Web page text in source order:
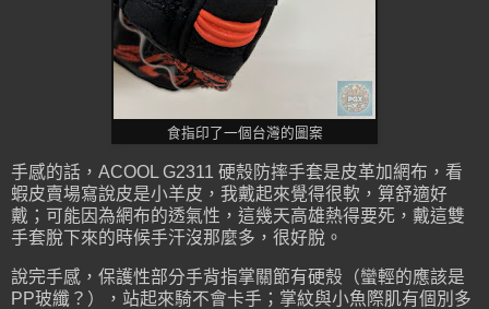
食指印了一個台灣的圖案
手感的話，ACOOL G2311 硬殼防摔手套是皮革加網布，看
蝦皮賣場寫說皮是小羊皮，我戴起來覺得很軟，算舒適好
戴；可能因為網布的透氣性，這幾天高雄熱得要死，戴這雙
手套脫下來的時候手汗沒那麼多，很好脫。
說完手感，保護性部分手背指掌關節有硬殼（蠻輕的應該是
PP玻纖？），站起來騎不會卡手；掌紋與小魚際肌有個別多